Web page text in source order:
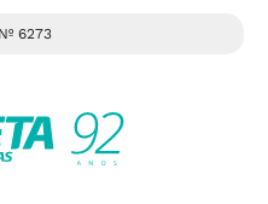
6273